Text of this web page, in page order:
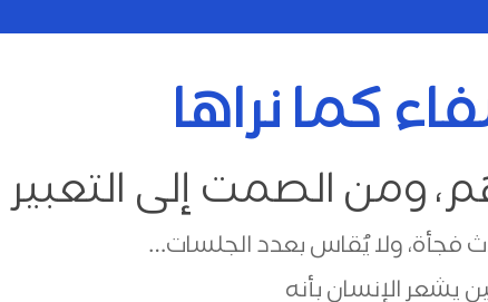
كما نراها
ومن الصمت إلى التعبير
فجأة، ولا يُقاس بعدد الجلسات…
يشعر الإنسان بأنه